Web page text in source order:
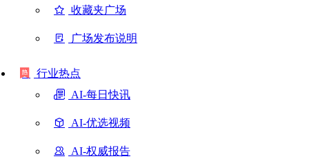
收藏夹广场
广场发布说明
行业热点
AI-每日快讯
AI-优选视频
AI-权威报告